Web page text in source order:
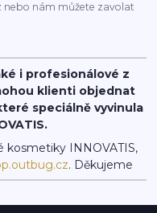
nebo nám můžete zavolat
i profesionálové z
klienti objednat
speciálně vyvinula
kosmetiky INNOVATIS,
. Děkujeme